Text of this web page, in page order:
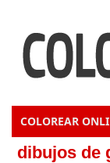
COLOREAR
dibujos de